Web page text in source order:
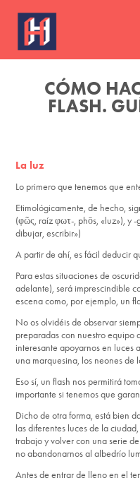
CÓMO
FLASH.
La luz
Lo primero que tenemos que
Etimológicamente, de hecho,
(φῶς, raíz φωτ-, phōs, «luz»), y
dibujar, escribir»)
A partir de ahí, es fácil deducir
Para estas situaciones de
adelante), será imprescindible
escena como, por ejemplo, un
No os olvidéis de observar
preparadas con nuestro equipo
interesante apoyarnos en luces
una marquesina, los neones de
Eso sí, un flash nos permitirá
importante si tenemos que
Dicho de otra forma, está bien
las diferentes luces de la
trabajo y volver con una serie
no abandonarnos al albedrío
Antes de entrar de lleno en el